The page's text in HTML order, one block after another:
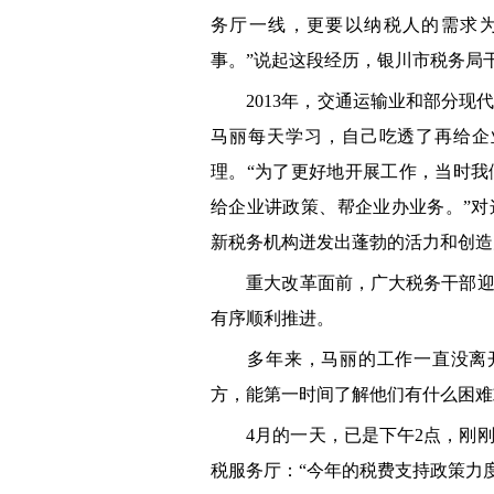
务厅一线，更要以纳税人的需求
事。”说起这段经历，银川市税务局
2013年，交通运输业和部分现代
马丽每天学习，自己吃透了再给
理。“为了更好地开展工作，当时
给企业讲政策、帮企业办业务。”
新税务机构迸发出蓬勃的活力和创
重大改革面前，广大税务干部迎
有序顺利推进。
多年来，马丽的工作一直没离
方，能第一时间了解他们有什么困
4月的一天，已是下午2点，刚刚
税服务厅：“今年的税费支持政策力